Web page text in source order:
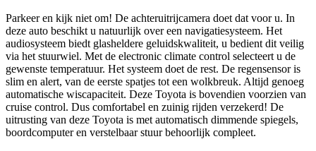
Parkeer en kijk niet om! De achteruitrijcamera doet dat voor u. In
deze auto beschikt u natuurlijk over een navigatiesysteem. Het
audiosysteem biedt glasheldere geluidskwaliteit, u bedient dit veilig
via het stuurwiel. Met de electronic climate control selecteert u de
gewenste temperatuur. Het systeem doet de rest. De regensensor is
slim en alert, van de eerste spatjes tot een wolkbreuk. Altijd genoeg
automatische wiscapaciteit. Deze Toyota is bovendien voorzien van
cruise control. Dus comfortabel en zuinig rijden verzekerd! De
uitrusting van deze Toyota is met automatisch dimmende spiegels,
boordcomputer en verstelbaar stuur behoorlijk compleet.